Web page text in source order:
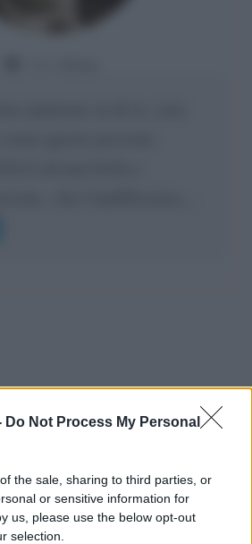
Do Not Process My Personal
the sale, sharing to third parties, or
or sensitive information for
us, please use the below opt-out
selection.
PIÙ BELLE via e-mail